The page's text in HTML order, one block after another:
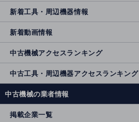
新着工具・周辺機器情報
新着動画情報
中古機械アクセスランキング
中古工具・周辺機器アクセスランキング
中古機械の業者情報
掲載企業一覧